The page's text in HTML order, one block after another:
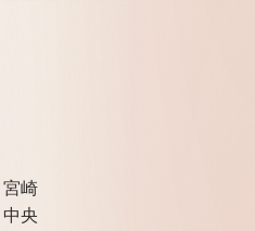
宮崎
中央